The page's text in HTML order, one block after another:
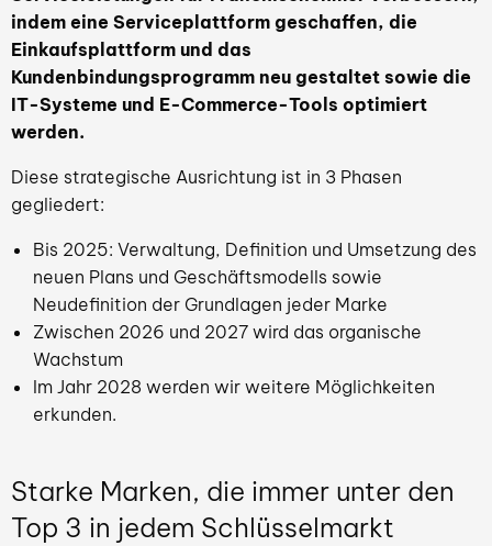
indem eine Serviceplattform geschaffen, die
Einkaufsplattform und das
Kundenbindungsprogramm neu gestaltet sowie die
IT-Systeme und E-Commerce-Tools optimiert
werden.
Diese strategische Ausrichtung ist in 3 Phasen
gegliedert:
Bis 2025: Verwaltung, Definition und Umsetzung des
neuen Plans und Geschäftsmodells sowie
Neudefinition der Grundlagen jeder Marke
Zwischen 2026 und 2027 wird das organische
Wachstum
Im Jahr 2028 werden wir weitere Möglichkeiten
erkunden.
Starke Marken, die immer unter den
Top 3 in jedem Schlüsselmarkt